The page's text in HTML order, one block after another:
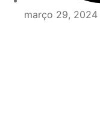
março 29, 2024